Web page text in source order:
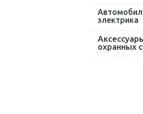
электрика
охранных